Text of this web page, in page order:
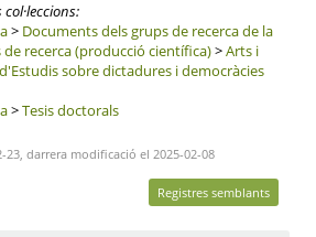
> Documents dels grups de recerca de la
de recerca (producció científica)>Arts i
sobre dictadures i democràcies
>Tesis doctorals
23, darrera modificació el 2025-02-08
Registres semblants